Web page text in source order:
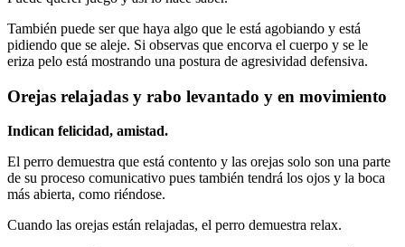
También puede ser que haya algo que le está agobiando y está
pidiendo que se aleje. Si observas que encorva el cuerpo y se le
eriza pelo está mostrando una postura de agresividad defensiva.
Orejas relajadas y rabo levantado y en movimiento
Indican felicidad, amistad.
El perro demuestra que está contento y las orejas solo son una parte
de su proceso comunicativo pues también tendrá los ojos y la boca
más abierta, como riéndose.
Cuando las orejas están relajadas, el perro demuestra relax.